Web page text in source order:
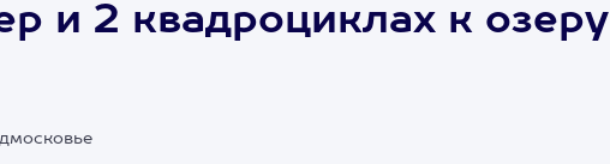
и 2 квадроциклах к озеру